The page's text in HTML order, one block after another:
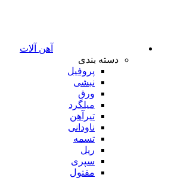
آهن آلات
دسته بندی
پروفیل
نبشی
ورق
میلگرد
تیرآهن
ناودانی
تسمه
ریل
سپری
مفتول